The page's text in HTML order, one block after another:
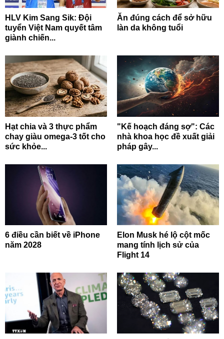
HLV Kim Sang Sik: Đội
tuyển Việt Nam quyết tâm
giành chiến...
Ăn đúng cách để sở hữu
làn da không tuổi
Hạt chia và 3 thực phẩm
chay giàu omega-3 tốt cho
sức khỏe...
"Kế hoạch đáng sợ": Các
nhà khoa học đề xuất giải
pháp gây...
6 điều cần biết về iPhone
năm 2028
Elon Musk hé lộ cột mốc
mang tính lịch sử của
Flight 14